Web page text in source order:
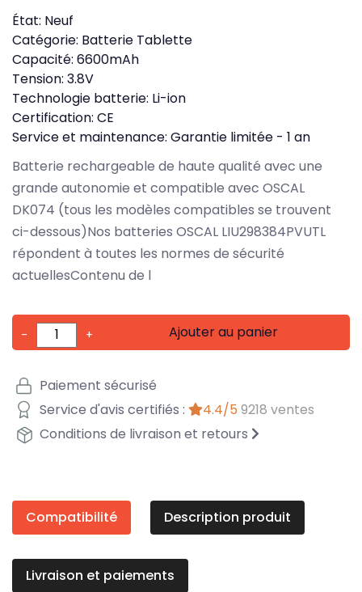
État: Neuf
Catégorie: Batterie Tablette
Capacité: 6600mAh
Tension: 3.8V
Technologie batterie: Li-ion
Certification: CE
Service et maintenance: Garantie limitée - 1 an
Batterie rechargeable de haute qualité avec une
grande autonomie et compatible avec OSCAL
DK074 (tous les modèles compatibles se trouvent
ci-dessous)Nos batteries OSCAL LIU298384PVUTL
répondent à toutes les normes de sécurité
actuellesContenu de l
- + Ajouter au panier
Paiement sécurisé
Service d'avis certifiés :
4.4/5 9218 ventes
Conditions de livraison et retours
Compatibilité Description produit
Livraison et paiements